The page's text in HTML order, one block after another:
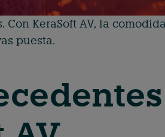
KeraSoft AV, la
puesta.